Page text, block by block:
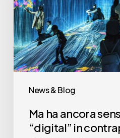
News & Blog
parlare
di
un
“digital”
in
all’offline?
Ma ha ancora
“digital” in